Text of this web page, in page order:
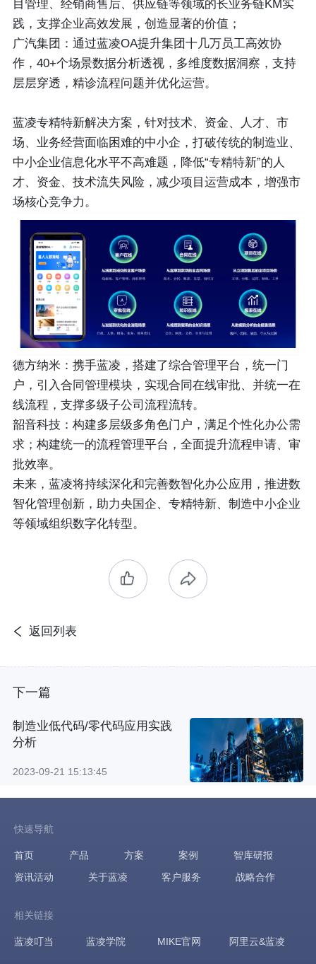
目管理、经销商售后、供应链等领域的长业务链KM实
践，支撑企业高效发展，创造显著的价值；
广汽集团：通过蓝凌OA提升集团十几万员工高效协
作，40+个场景数据分析透视，多维度数据洞察，支持
层层穿透，精诊流程问题并优化运营。
蓝凌专精特新解决方案，针对技术、资金、人才、市
场、业务经营面临困难的中小企，打破传统的制造业、
中小企业信息化水平不高难题，降低“专精特新”的人
才、资金、技术流失风险，减少项目运营成本，增强市
场核心竞争力。
德方纳米：携手蓝凌，搭建了综合管理平台，统一门
户，引入合同管理模块，实现合同在线审批、并统一在
线流程，支撑多级子公司流程流转。
韶音科技：构建多层级多角色门户，满足个性化办公需
求；构建统一的流程管理平台，全面提升流程申请、审
批效率。
未来，蓝凌将持续深化和完善数智化办公应用，推进数
智化管理创新，助力央国企、专精特新、制造中小企业
等领域组织数字化转型。
返回列表
下一篇
制造业低代码/零代码应用实践
分析
2023-09-21 15:13:45
快速导航
首页 产品 方案 案例
智库研报
资讯活动
关于蓝凌 客户服务 战略合作
相关链接
蓝凌叮当 蓝凌学院 MIKE官网 阿里云&蓝凌